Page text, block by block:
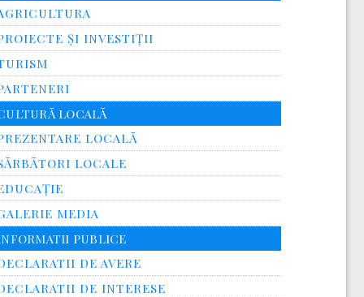
ȘI INVESTIȚII
LOCALĂ
LOCALĂ
LOCALE
MEDIA
PUBLICE
DE AVERE
DE INTERESE